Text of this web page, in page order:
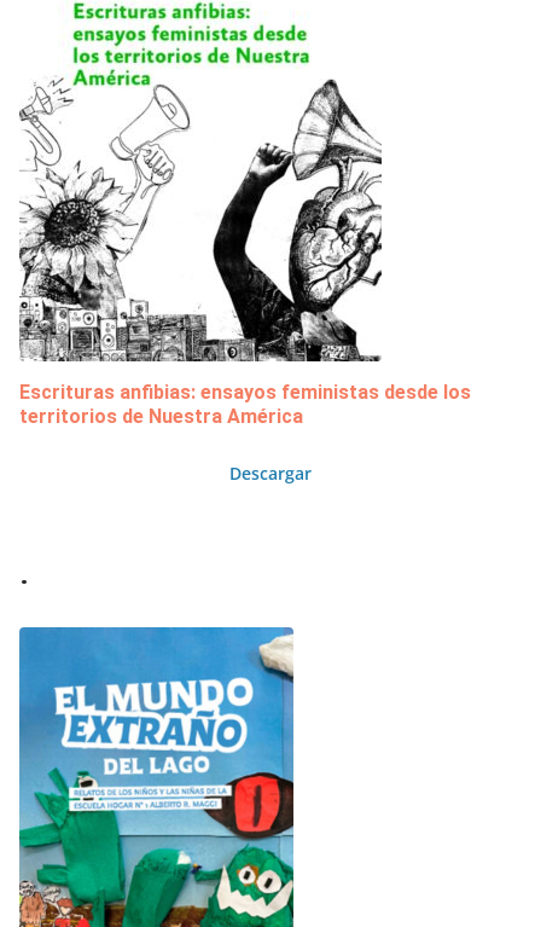
Escrituras anfibias: ensayos feministas desde los
territorios de Nuestra América
Descargar
.